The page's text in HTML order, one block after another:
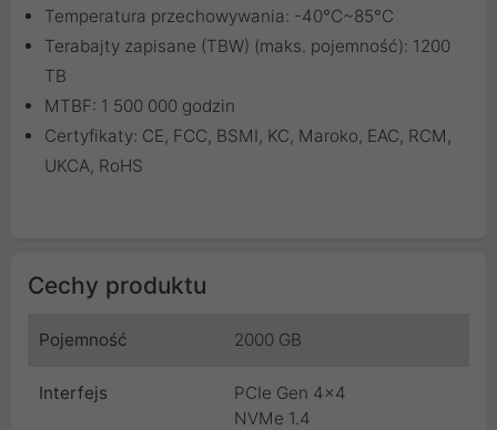
Temperatura przechowywania: -40°C~85°C
Terabajty zapisane (TBW) (maks. pojemność): 1200
TB
MTBF: 1 500 000 godzin
Certyfikaty: CE, FCC, BSMI, KC, Maroko, EAC, RCM,
UKCA, RoHS
Cechy produktu
Pojemność 2000 GB
Interfejs
PCIe Gen 4x4
NVMe 1.4